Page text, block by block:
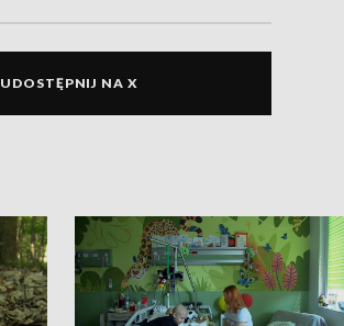
UDOSTĘPNIJ NA X